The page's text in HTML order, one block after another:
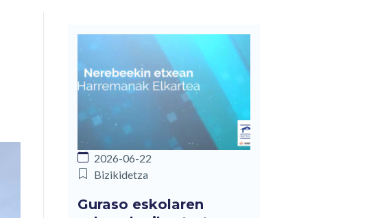
2026-06-22
Bizikidetza
Guraso eskolaren